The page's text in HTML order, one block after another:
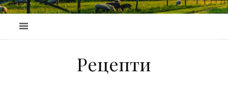
Рецепти